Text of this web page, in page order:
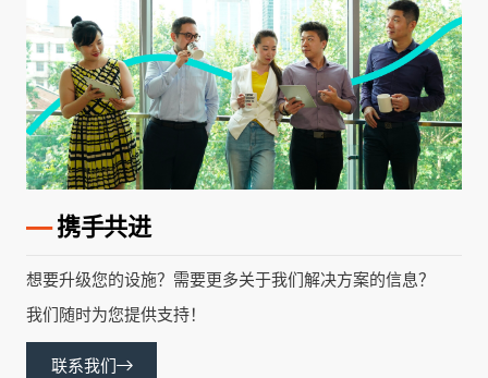
—携手共进
想要升级您的设施？需要更多关于我们解决方案的信息？
我们随时为您提供支持！
联系我们